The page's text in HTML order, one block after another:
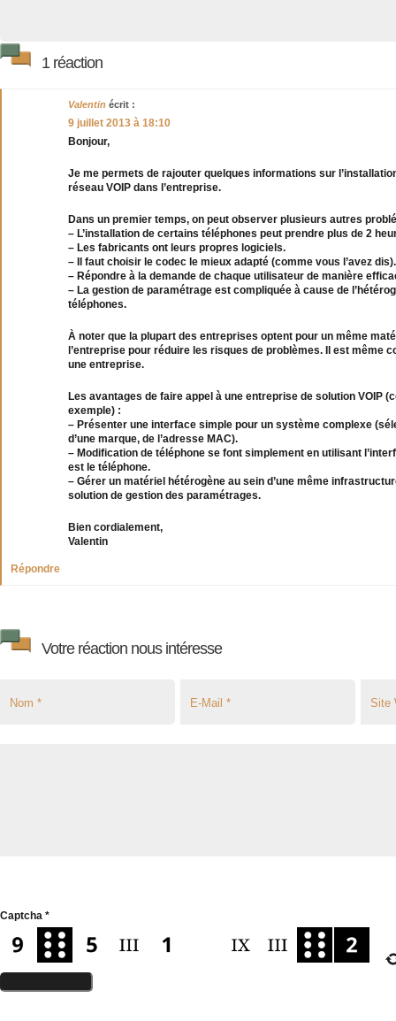
1 réaction
Valentin écrit :
9 juillet 2013 à 18:10
Bonjour,
Je me permets de rajouter quelques informations sur
réseau VOIP dans l’entreprise.
Dans un premier temps, on peut observer plusieurs autres
– L’installation de certains téléphones peut prendre plus de 2
– Les fabricants ont leurs propres logiciels.
– Il faut choisir le codec le mieux adapté (comme vous l’avez dis).
– Répondre à la demande de chaque utilisateur de manière
– La gestion de paramétrage est compliquée à cause de
téléphones.
À noter que la plupart des entreprises optent pour un même
l’entreprise pour réduire les risques de problèmes. Il est même
une entreprise.
Les avantages de faire appel à une entreprise de solution VOIP
exemple) :
– Présenter une interface simple pour un système complexe
d’une marque, de l’adresse MAC).
– Modification de téléphone se font simplement en utilisant
est le téléphone.
– Gérer un matériel hétérogène au sein d’une même
solution de gestion des paramétrages.
Bien cordialement,
Valentin
Répondre
Votre réaction nous intéresse
Captcha *